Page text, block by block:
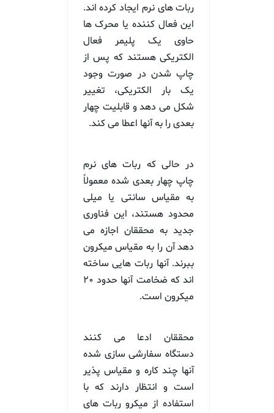
ربات های نرم ایجاد کرده اند.
این فعال کننده یا محرک ها
حاوی یک پلیمر فعال
الکتریکی هستند که پس از
چاپ شدن در صورت وجود
یک بار الکتریکی، تغییر
شکل می دهد و قابلیت چهار
بعدی را به آنها اعطا می کند.
در حالی که ربات های نرم
چاپ چهار بعدی شده معمولاً
به مقیاس سانتی‌ یا میلی‌
محدود هستند، این فناوری
جدید به محققان اجازه می
دهد آن را به مقیاس میکرون
ببرند. آنها ربات هایی ساخته
اند که ضخامت آنها حدود ۲۰
میکرون است.
محققان ادعا می کنند
دستگاه سفارشی سازی شده
آنها چند کاره و مقیاس پذیر
است و انتظار دارند که با
استفاده از میکرو ربات های